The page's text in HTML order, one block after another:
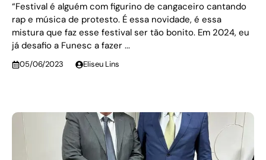
“Festival é alguém com figurino de cangaceiro cantando
rap e música de protesto. É essa novidade, é essa
mistura que faz esse festival ser tão bonito. Em 2024, eu
já desafio a Funesc a fazer ...
05/06/2023 Eliseu Lins